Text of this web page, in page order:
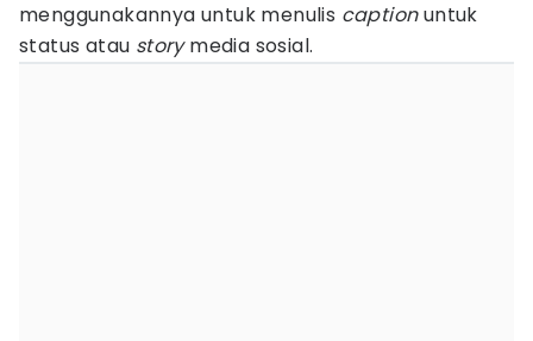
menggunakannya untuk menulis captionuntuk
status atau storymedia sosial.